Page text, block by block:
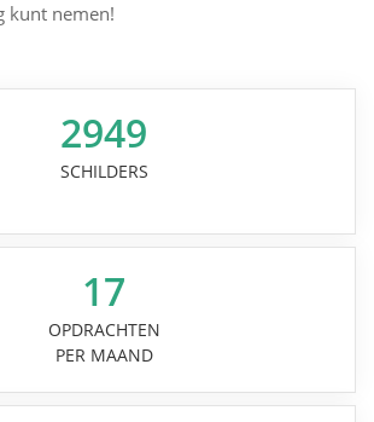
kunt nemen!
2949
SCHILDERS
17
OPDRACHTEN
PER MAAND